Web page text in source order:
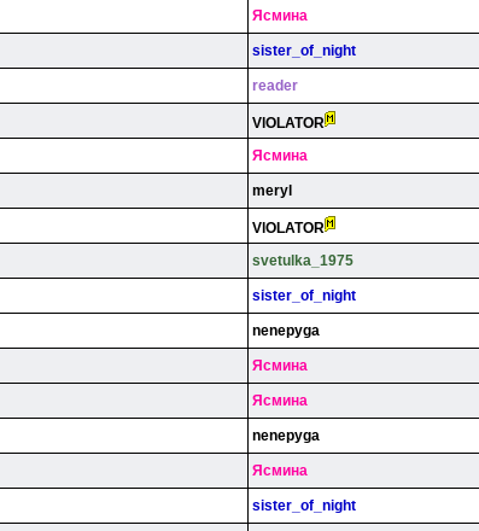
Яcминa
sister_of_night
reader
VlOLATOR
Яcминa
meryl
VlOLATOR
svetulka_1975
sister_of_night
nenepyga
Яcминa
Яcминa
nenepyga
Яcминa
sister_of_night